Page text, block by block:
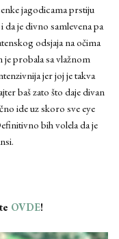
jagodicama prstiju
da je divno samlevena pa
odsjaja na očima
je probala sa vlažnom
jer joj je takva
baš zato što daje divan
ide uz skoro sve eye
bih volela da je
OVDE!